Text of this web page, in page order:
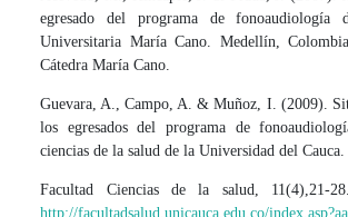
egresado del programa de fonoaudiología
Universitaria María Cano. Medellín,
Cátedra María Cano.
Guevara, A., Campo, A. & Muñoz, I. (2009).
los egresados del programa de
ciencias de la salud de la Universidad del Cauca.
Facultad Ciencias de la salud, 11(4),21-
http://facultadsalud.unicauca.edu.co/